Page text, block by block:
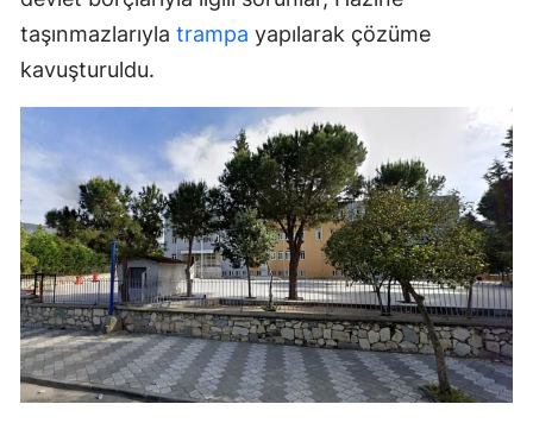
taşınmazlarıyla trampa yapılarak çözüme
kavuşturuldu.